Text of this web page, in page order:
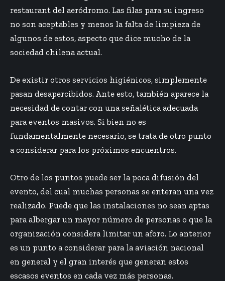
restaurant del aeródromo. Las filas para su ingreso
no son aceptables y menos la falta de limpieza de
algunos de estos, aspecto que dice mucho de la
sociedad chilena actual.
De existir otros servicios higiénicos, simplemente
pasan desapercibidos. Ante esto, también aparece la
necesidad de contar con una señalética adecuada
para eventos masivos. Si bien no es
fundamentalmente necesario, se trata de otro punto
a considerar para los próximos encuentros.
Otro de los puntos puede ser la poca difusión del
evento, del cual muchas personas se enteran una vez
realizado. Puede que las instalaciones no sean aptas
para albergar un mayor número de personas o que la
organización considera limitar un aforo. Lo anterior
es un punto a considerar para la aviación nacional
en general y el gran interés que generan estos
escasos eventos en cada vez más personas.